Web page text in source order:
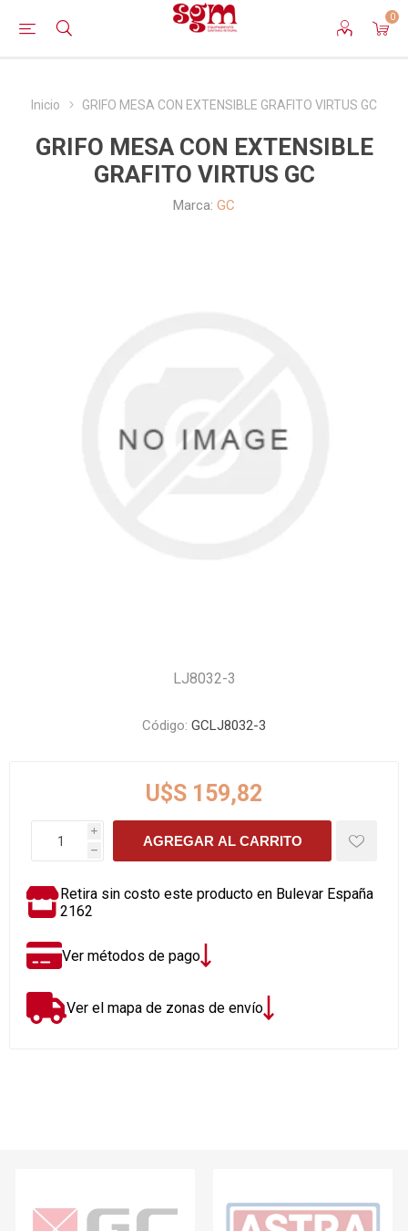
0
Inicio GRIFO MESA CON EXTENSIBLE GRAFITO VIRTUS GC
GRIFO MESA CON EXTENSIBLE
GRAFITO VIRTUS GC
Marca: GC
LJ8032-3
Código: GCLJ8032-3
U$S 159,82
i
h
AGREGAR AL CARRITO
Retira sin costo este producto en Bulevar España
2162
Ver métodos de pago
Ver el mapa de zonas de envío